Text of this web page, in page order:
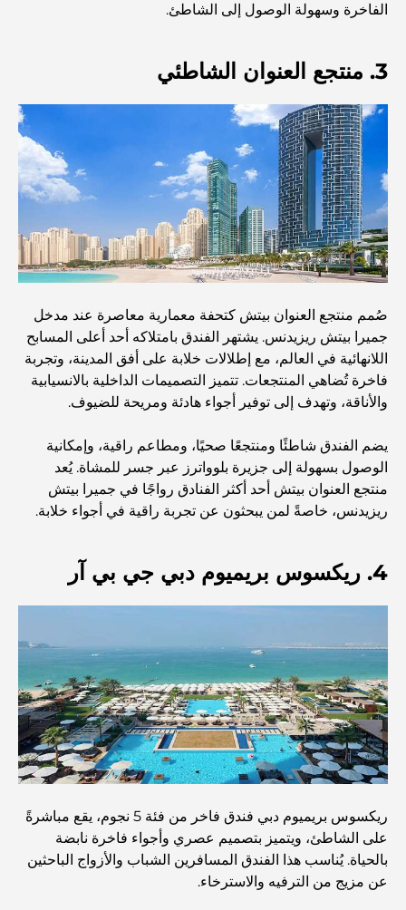
Dubai Horse Racing: Where Tradition Meets
المقاهي في نخلة جميرا: دليل لأفضل أماكن القهوة وأسلوب
أفضل وجبات الإفطار في دبي: اختياراتي المفضلة لعام 2026
كيفية الحصول على قرض عقاري في دبي: الدليل الشامل
مخطط تلال الغاف الرئيسي: معيار جديد للحياة المتكاملة في
منازل متوافقة مع مبادئ فاستو: دليل عملي لتحقيق التوازن
والانسجام
أفضل شركات تنسيق الحدائق في دبي: تحويل المساحات
أفضل شركات نقل الأثاث في دبي: دليل شامل
اكتشف جزيرة القمر في دبي: دليلك الأمثل
استكشاف المواقع التاريخية في دبي: رحلة عبر الزمن
أفضل 7 مطاعم في خور دبي لتناول الطعام فيها
أفضل المدارس في دبي مارينا: دليل مناسب للعائلات
مطاعم في دبي هيلز: أفضل أماكن تناول الطعام في مركز متنامٍ
الفاخرة وسهولة الوصول إلى الشاطئ.
3. منتجع العنوان الشاطئي
صُمم منتجع العنوان بيتش كتحفة معمارية معاصرة عند مدخل
جميرا بيتش ريزيدنس. يشتهر الفندق بامتلاكه أحد أعلى المسابح
اللانهائية في العالم، مع إطلالات خلابة على أفق المدينة، وتجربة
فاخرة تُضاهي المنتجعات. تتميز التصميمات الداخلية بالانسيابية
والأناقة، وتهدف إلى توفير أجواء هادئة ومريحة للضيوف.
يضم الفندق شاطئًا ومنتجعًا صحيًا، ومطاعم راقية، وإمكانية
الوصول بسهولة إلى جزيرة بلوواترز عبر جسر للمشاة. يُعد
منتجع العنوان بيتش أحد أكثر الفنادق رواجًا في جميرا بيتش
ريزيدنس، خاصةً لمن يبحثون عن تجربة راقية في أجواء خلابة.
4. ريكسوس بريميوم دبي جي بي آر
ريكسوس بريميوم دبي فندق فاخر من فئة 5 نجوم، يقع مباشرةً
على الشاطئ، ويتميز بتصميم عصري وأجواء فاخرة نابضة
بالحياة. يُناسب هذا الفندق المسافرين الشباب والأزواج الباحثين
عن مزيج من الترفيه والاسترخاء.